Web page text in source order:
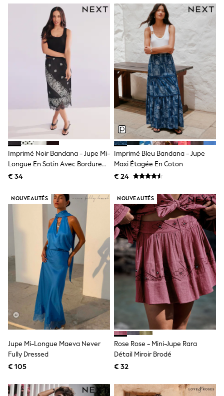
Puffers
Snowsuits
All Footwear
New In
Boots
Half Sizes
Slippers
Trainers
Wellies
Wide Fit
Shoes
All Underwear
Nighties
Pyjamas
Robes
Socks & Tights
All Bags & Accessories
Bags
Wedding
Dresses
Shoes
Cardigans
Skirts
Shop all
Shop All
Disney
Marvel
Paw Patrol
Peppa Pig
Gaming
Harry Potter
Spider man
New In
Hoodies & Sweatshirts
T-Shirts & Vests
adidas
Imprimé Noir Bandana - Jupe Mi-
Longue En Satin Avec Bordure
En Dentelle
€ 34
Imprimé Bleu Bandana - Jupe
Maxi Étagée En Coton
€ 24
NOUVEAUTÉS
Jupe Mi-Longue Maeva Never
Fully Dressed
€ 105
NOUVEAUTÉS
Rose Rose - Mini-Jupe Rara
Détail Miroir Brodé
€ 32